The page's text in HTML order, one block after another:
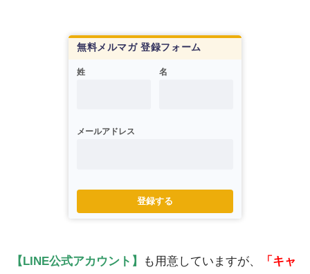
無料メルマガ 登録フォーム
姓 名
メールアドレス
登録する
【LINE公式アカウント】 も用意していますが、
「キャ